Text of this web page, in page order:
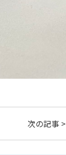
次の記事 >